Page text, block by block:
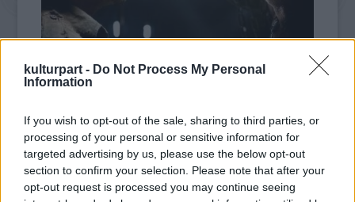
kulturpart - Do Not Process My Personal
Information
If you wish to opt-out of the sale, sharing to third parties, or
processing of your personal or sensitive information for
targeted advertising by us, please use the below opt-out
section to confirm your selection. Please note that after your
opt-out request is processed you may continue seeing
McG nem erősítette meg, de nem is cáfolta a
pletykát, mely szerint Arnold
Vannak viszont, akik tudni vélik, hogy, ha
személyesen nem is jelenik meg,
Schwarzenegger hozzájárult ahhoz, hogy
arcát digitálisan egy terminátor arcára